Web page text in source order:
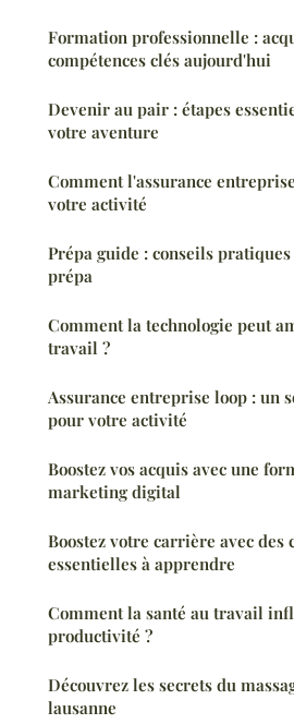
Formation professionnelle :
compétences clés aujourd'hui
Devenir au pair : étapes
votre aventure
Comment l'assurance
votre activité
Prépa guide : conseils
prépa
Comment la technologie peut
travail ?
Assurance entreprise loop : un
pour votre activité
Boostez vos acquis avec une
marketing digital
Boostez votre carrière avec des
essentielles à apprendre
Comment la santé au travail
productivité ?
Découvrez les secrets du
lausanne